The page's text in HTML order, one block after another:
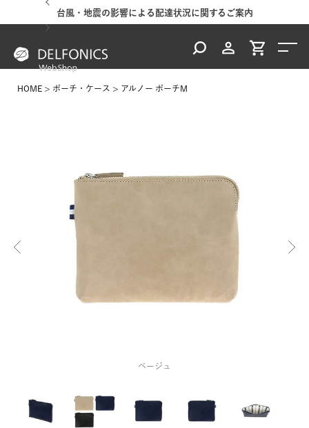
台風・地震の影響による配達状況に関するご案内
HOME ポーチ・ケース アルノー ポーチM
ベージュ